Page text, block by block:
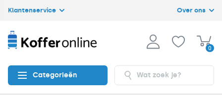
Klantenservice Over ons
0
Categorieën